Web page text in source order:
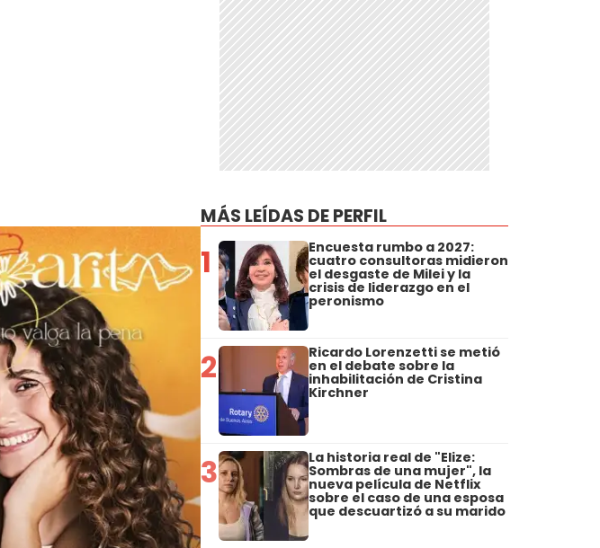
MÁS LEÍDAS DE PERFIL
1 Encuesta rumbo a 2027:
cuatro consultoras midieron
el desgaste de Milei y la
crisis de liderazgo en el
peronismo
2 Ricardo Lorenzetti se metió
en el debate sobre la
inhabilitación de Cristina
Kirchner
3 La historia real de "Elize:
Sombras de una mujer", la
nueva película de Netflix
sobre el caso de una esposa
que descuartizó a su marido